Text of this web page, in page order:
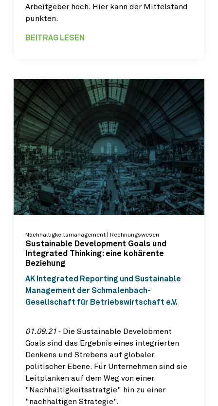
Arbeitgeber hoch. Hier kann der Mittelstand
punkten.
BEITRAG LESEN
Nachhaltigkeitsmanagement | Rechnungswesen
Sustainable Development Goals und
Integrated Thinking: eine kohärente
Beziehung
AK Integrated Reporting und Sustainable
Management der Schmalenbach-
Gesellschaft für Betriebswirtschaft e.V.
01.09.21 ‐ Die Sustainable Develobment
Goals sind das Ergebnis eines integrierten
Denkens und Strebens auf globaler
politischer Ebene. Für Unternehmen sind sie
Leitplanken auf dem Weg von einer
"Nachhaltigkeitsstratgie" hin zu einer
"nachhaltigen Strategie".